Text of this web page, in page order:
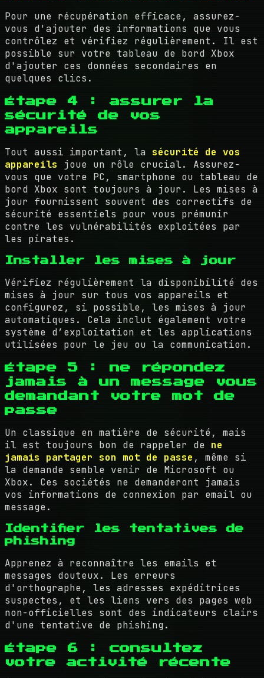
Pour une récupération efficace, assurez-
vous d'ajouter des informations que vous
contrôlez et vérifiez régulièrement. Il est
possible sur votre tableau de bord Xbox
d'ajouter ces données secondaires en
quelques clics.
Étape 4 : assurer la
sécurité de vos
appareils
Tout aussi important, la sécurité de vos
appareils joue un rôle crucial. Assurez-
vous que votre PC, smartphone ou tableau de
bord Xbox sont toujours à jour. Les mises à
jour fournissent souvent des correctifs de
sécurité essentiels pour vous prémunir
contre les vulnérabilités exploitées par
les pirates.
Installer les mises à jour
Vérifiez régulièrement la disponibilité des
mises à jour sur tous vos appareils et
configurez, si possible, les mises à jour
automatiques. Cela inclut également votre
système d’exploitation et les applications
utilisées pour le jeu ou la communication.
Étape 5 : ne répondez
jamais à un message vous
demandant votre mot de
passe
Un classique en matière de sécurité, mais
il est toujours bon de rappeler de ne
jamais partager son mot de passe , même si
la demande semble venir de Microsoft ou
Xbox. Ces sociétés ne demanderont jamais
vos informations de connexion par email ou
message.
Identifier les tentatives de
phishing
Apprenez à reconnaître les emails et
messages douteux. Les erreurs
d'orthographe, les adresses expéditrices
suspectes, et les liens vers des pages web
non-officielles sont des indicateurs clairs
d'une tentative de phishing.
Étape 6 : consultez
votre activité récente